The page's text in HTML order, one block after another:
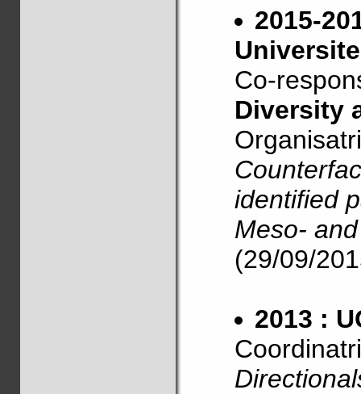
2015-
Co-
Diversity
identified
Meso-
(29/09/
2013 :